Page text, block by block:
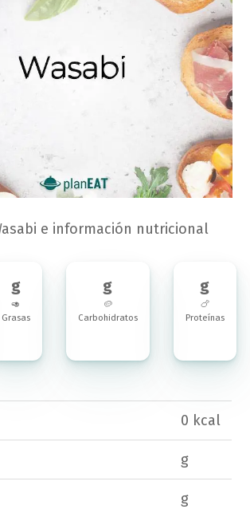
e información nutricional
g
🥑
Grasas
g
🥔
Carbohidratos
g
🍗
Proteínas
0 kcal
g
g